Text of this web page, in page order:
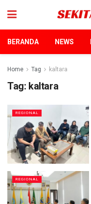
BERANDA NEWS
Home Tag kaltara
Tag: kaltara
REGIONAL
REGIONAL